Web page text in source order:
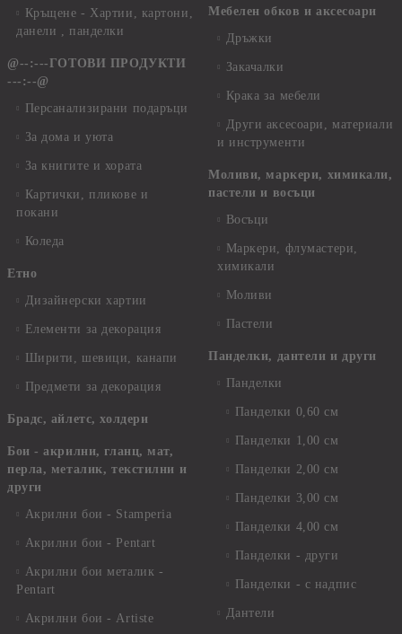
Кръщене - Хартии, картони,
данели , панделки
@--:---ГОТОВИ ПРОДУКТИ
---:--@
Персанализирани подаръци
За дома и уюта
За книгите и хората
Картички, пликове и
покани
Коледа
Етно
Дизайнерски хартии
Елементи за декорация
Ширити, шевици, канапи
Предмети за декорация
Брадс, айлетс, холдери
Бои - акрилни, гланц, мат,
перла, металик, текстилни и
други
Акрилни бои - Stamperia
Акрилни бои - Pentart
Акрилни бои металик -
Pentart
Акрилни бои - Artiste
Мебелен обков и аксесоари
Дръжки
Закачалки
Крака за мебели
Други аксесоари, материали
и инструменти
Моливи, маркери, химикали,
пастели и восъци
Восъци
Маркери, флумастери,
химикали
Моливи
Пастели
Панделки, дантели и други
Панделки
Панделки 0,60 см
Панделки 1,00 см
Панделки 2,00 см
Панделки 3,00 см
Панделки 4,00 см
Панделки - други
Панделки - с надпис
Дантели